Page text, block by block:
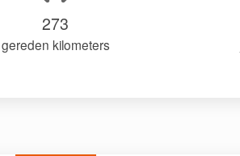
273
gereden kilometers